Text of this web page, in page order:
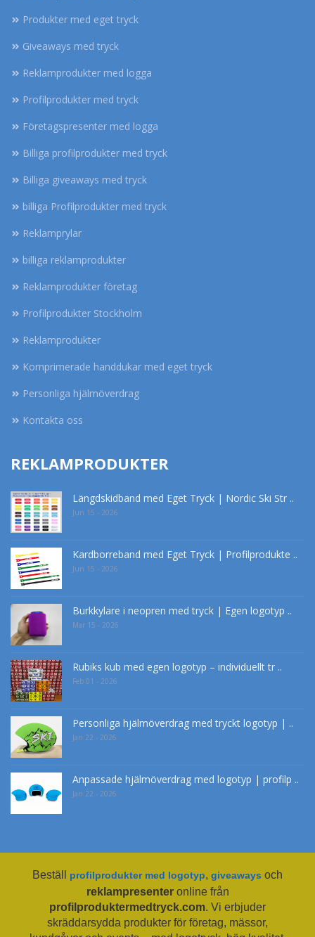
Produkter med eget tryck
Giveaways med tryck
Reklamprodukter med logga
Profilprodukter med tryck
Företagspresenter med logga
Billiga profilprodukter med tryck
Billiga giveaways med tryck
billiga Profilprodukter med tryck
Reklamprylar
billiga reklamprodukter
Reklamprodukter företag
Profilprodukter Stockholm
Reklamprodukter
Komprimerade handdukar med eget tryck
Personliga hjälmöverdrag
Kontakta oss
REKLAMPRODUKTER
Längdskidband med Eget Tryck | Nordic Ski Str ..
Jun 15 - 2026
Kardborreband med Eget Tryck | Profilprodukte ..
Jun 15 - 2026
Burkkylare i neopren med tryck | Egen logotyp ..
Mar 15 - 2026
Rubiks kub med egen logotyp – individuellt tr ..
Feb 01 - 2026
Personliga hjälmöverdrag med tryckt logotyp | ..
Jan 22 - 2026
Anpassade hjälmöverdrag med logotyp | profilp ..
Jan 22 - 2026
Beställ profilprodukter med logotyp, giveaways och
reklampresenteronline från
profilproduktermedtryck.com. Vi erbjuder
skräddarsydda produkter för företag, mässor,